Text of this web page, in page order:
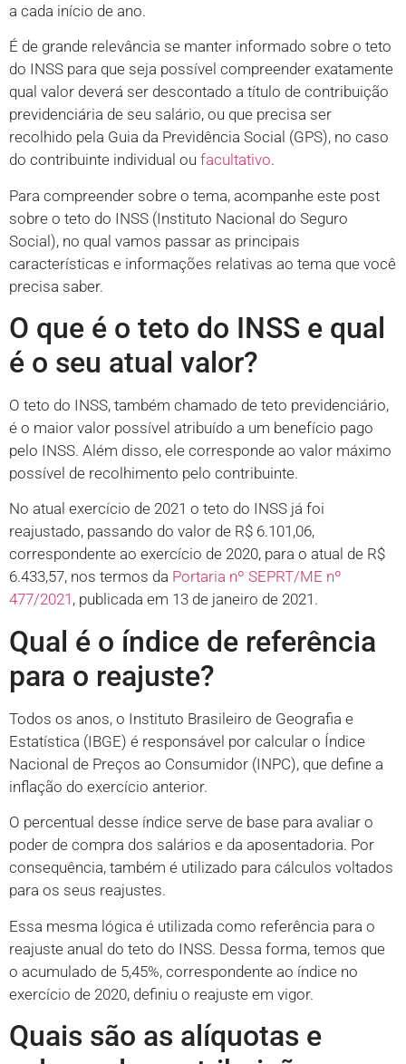
a cada início de ano.
É de grande relevância se manter informado sobre o teto
do INSS para que seja possível compreender exatamente
qual valor deverá ser descontado a título de contribuição
previdenciária de seu salário, ou que precisa ser
recolhido pela Guia da Previdência Social (GPS), no caso
do contribuinte individual ou facultativo.
Para compreender sobre o tema, acompanhe este post
sobre o teto do INSS (Instituto Nacional do Seguro
Social), no qual vamos passar as principais
características e informações relativas ao tema que você
precisa saber.
O que é o teto do INSS e qual
é o seu atual valor?
O teto do INSS, também chamado de teto previdenciário,
é o maior valor possível atribuído a um benefício pago
pelo INSS. Além disso, ele corresponde ao valor máximo
possível de recolhimento pelo contribuinte.
No atual exercício de 2021 o teto do INSS já foi
reajustado, passando do valor de R$ 6.101,06,
correspondente ao exercício de 2020, para o atual de R$
6.433,57, nos termos da Portaria nº SEPRT/ME nº
477/2021 , publicada em 13 de janeiro de 2021.
Qual é o índice de referência
para o reajuste?
Todos os anos, o Instituto Brasileiro de Geografia e
Estatística (IBGE) é responsável por calcular o Índice
Nacional de Preços ao Consumidor (INPC), que define a
inflação do exercício anterior.
O percentual desse índice serve de base para avaliar o
poder de compra dos salários e da aposentadoria. Por
consequência, também é utilizado para cálculos voltados
para os seus reajustes.
Essa mesma lógica é utilizada como referência para o
reajuste anual do teto do INSS. Dessa forma, temos que
o acumulado de 5,45%, correspondente ao índice no
exercício de 2020, definiu o reajuste em vigor.
Quais são as alíquotas e